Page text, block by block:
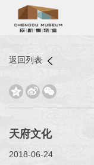
返回列表
  
天府文化
2018-06-24